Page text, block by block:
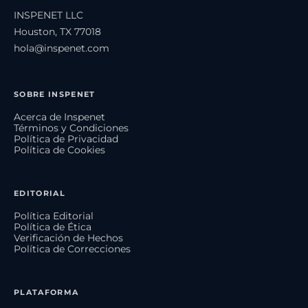
INSPENET LLC
Houston, TX 77018
hola@inspenet.com
SOBRE INSPENET
Acerca de Inspenet
Términos y Condiciones
Política de Privacidad
Política de Cookies
EDITORIAL
Política Editorial
Política de Ética
Verificación de Hechos
Política de Correcciones
PLATAFORMA